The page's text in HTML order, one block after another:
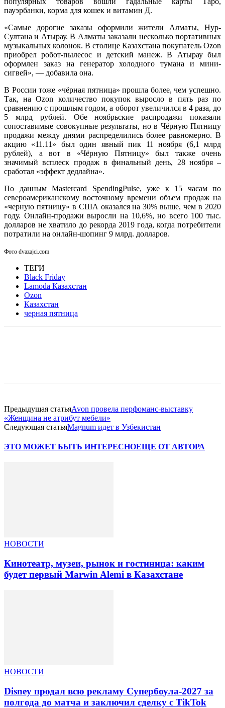
пауэрбанки, корма для кошек и витамин Д.
«Самые дорогие заказы оформили жители Алматы, Нур-
Султана и Атырау. В Алматы заказали несколько портативных
музыкальных колонок. В столице Казахстана покупатель Ozon
приобрел робот-пылесос и детский манеж. В Атырау был
оформлен заказ на генератор холодного тумана и мини-
сигвей», — добавила она.
В России тоже «чёрная пятница» прошла более, чем успешно.
Так, на Ozon количество покупок выросло в пять раз по
сравнению с прошлым годом, а оборот увеличился в 4 раза, до
5 млрд рублей. Обе ноябрьские распродажи показали
сопоставимые совокупные результаты, но в Чёрную Пятницу
продажи между днями распределились более равномерно. В
акцию «11.11» был один явный пик 11 ноября (6,1 млрд
рублей), а вот в «Чёрную Пятницу» был также очень
значимый всплеск продаж в финальный день, 28 ноября –
сработал «эффект дедлайна».
По данным Mastercard SpendingPulse, уже к 15 часам по
североамериканскому восточному времени объем продаж на
«черную пятницу» в США оказался на 30% выше, чем в 2020
году. Онлайн-продажи выросли на 10,6%, но всего 100 тыс.
долларов не хватило до рекорда 2019 года, когда потребители
потратили на онлайн-шопинг 9 млрд. долларов.
Фото dvazajci.com
ТЕГИ
Black Friday
Lamoda Казахстан
Ozon
Казахстан
черная пятница
Предыдущая статьяAvon провела перфоманс-выставку
«Женщина не атрибут мебели»
Следующая статьяMagnum идет в Узбекистан
ЭТО МОЖЕТ БЫТЬ ИНТЕРЕСНОЕЩЕ ОТ АВТОРА
НОВОСТИ
Кинотеатр, музеи, рынок и гостиница: каким
будет первый Marwin Alemi в Казахстане
НОВОСТИ
Disney продал всю рекламу Супербоула-2027 за
полгода до матча и заключил сделку с TikTok